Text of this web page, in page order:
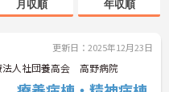
月収順 年収順
更新日：2025年12月23日
法人社団養高会 高野病院